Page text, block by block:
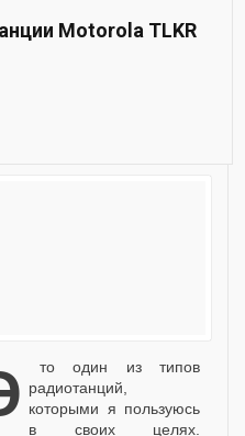
Motorola TLKR
радиотанций,
которыми я пользуюсь
в своих целях.